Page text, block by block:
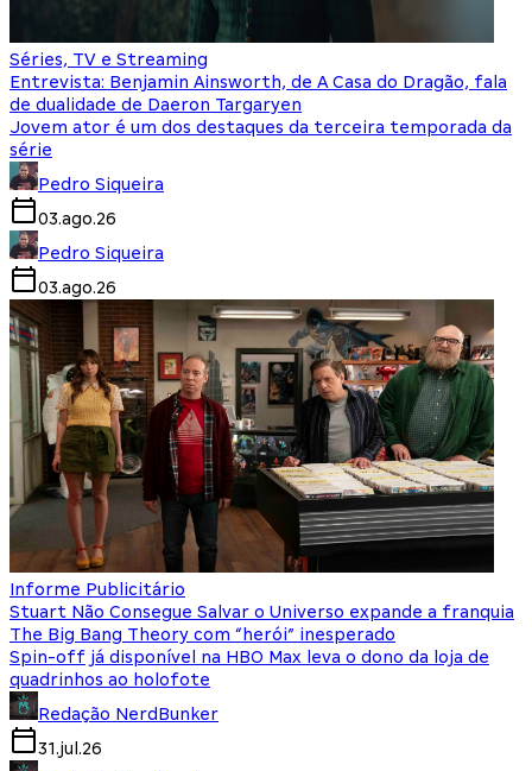
Séries, TV e Streaming
Entrevista: Benjamin Ainsworth, de A Casa do Dragão, fala
de dualidade de Daeron Targaryen
Jovem ator é um dos destaques da terceira temporada da
série
Pedro Siqueira
03.ago.26
Pedro Siqueira
03.ago.26
Informe Publicitário
Stuart Não Consegue Salvar o Universo expande a franquia
The Big Bang Theory com “herói” inesperado
Spin-off já disponível na HBO Max leva o dono da loja de
quadrinhos ao holofote
Redação NerdBunker
31.jul.26